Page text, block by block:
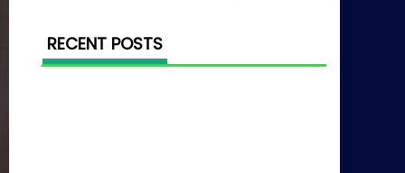
RECENT POSTS